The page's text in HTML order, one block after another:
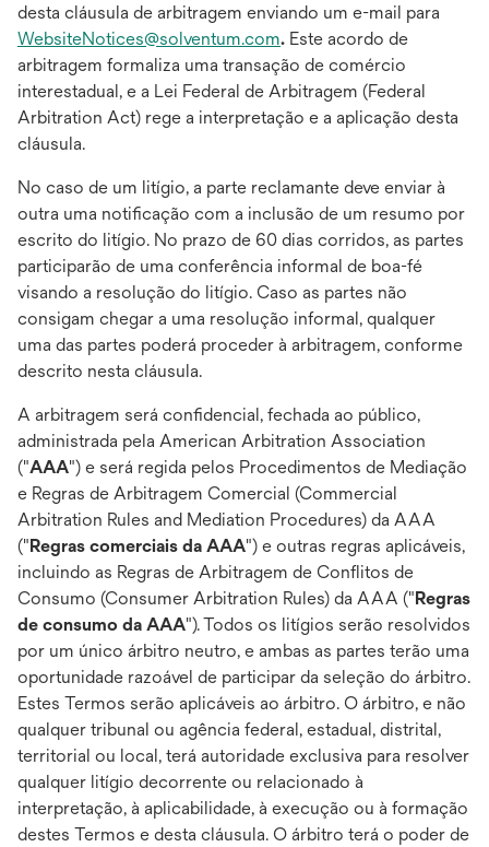
desta cláusula de arbitragem enviando um e-mail para
WebsiteNotices@solventum.com. Este acordo de
arbitragem formaliza uma transação de comércio
interestadual, e a Lei Federal de Arbitragem (Federal
Arbitration Act) rege a interpretação e a aplicação desta
cláusula.
No caso de um litígio, a parte reclamante deve enviar à
outra uma notificação com a inclusão de um resumo por
escrito do litígio. No prazo de 60 dias corridos, as partes
participarão de uma conferência informal de boa-fé
visando a resolução do litígio. Caso as partes não
consigam chegar a uma resolução informal, qualquer
uma das partes poderá proceder à arbitragem, conforme
descrito nesta cláusula.
A arbitragem será confidencial, fechada ao público,
administrada pela American Arbitration Association
("AAA") e será regida pelos Procedimentos de Mediação
e Regras de Arbitragem Comercial (Commercial
Arbitration Rules and Mediation Procedures) da AAA
("Regras comerciais da AAA") e outras regras aplicáveis,
incluindo as Regras de Arbitragem de Conflitos de
Consumo (Consumer Arbitration Rules) da AAA ("Regras
de consumo da AAA"). Todos os litígios serão resolvidos
por um único árbitro neutro, e ambas as partes terão uma
oportunidade razoável de participar da seleção do árbitro.
Estes Termos serão aplicáveis ao árbitro. O árbitro, e não
qualquer tribunal ou agência federal, estadual, distrital,
territorial ou local, terá autoridade exclusiva para resolver
qualquer litígio decorrente ou relacionado à
interpretação, à aplicabilidade, à execução ou à formação
destes Termos e desta cláusula. O árbitro terá o poder de